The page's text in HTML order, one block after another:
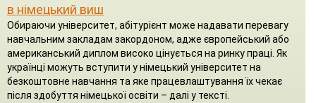
в німецький виш
Обираючи університет, абітурієнт може надавати перевагу
навчальним закладам закордоном, адже європейський або
американський диплом високо цінується на ринку праці. Як
українці можуть вступити у німецький університет на
безкоштовне навчання та яке працевлаштування їх чекає
після здобуття німецької освіти – далі у тексті.